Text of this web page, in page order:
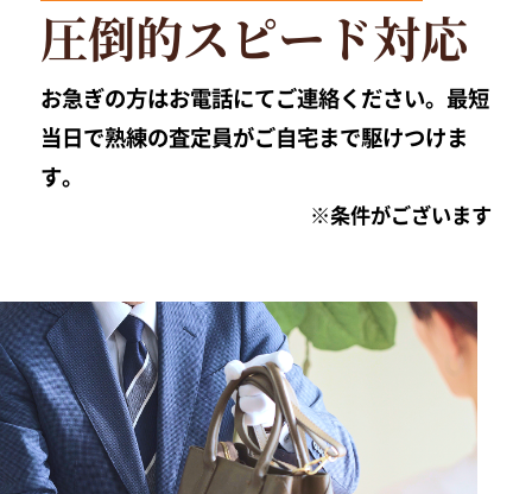
圧倒的スピード対応
お急ぎの方はお電話にてご連絡ください。最短
当日で熟練の査定員がご自宅まで駆けつけま
す。
※条件がございます